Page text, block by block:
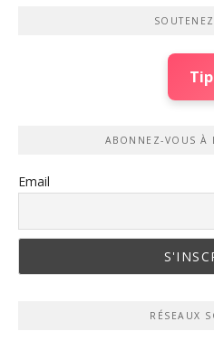
ABONNEZ-VOUS À
Email
RÉSEAUX